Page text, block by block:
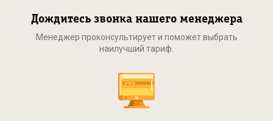
Дождитесь звонка нашего менеджера
Менеджер проконсультирует и поможет выбрать
наилучший тариф.